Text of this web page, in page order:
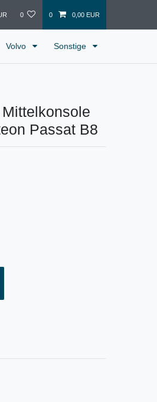
0 0 0,00 EUR
Volvo Sonstige
Passat B8